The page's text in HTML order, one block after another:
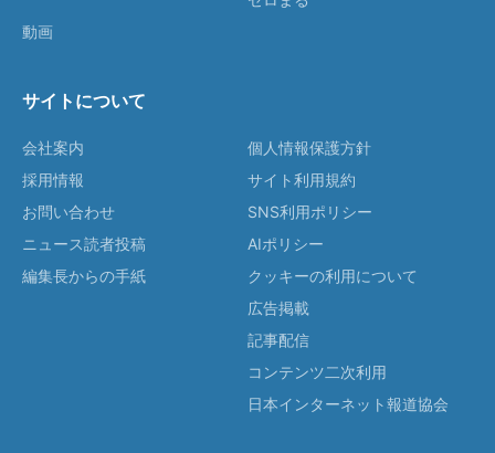
動画
サイトについて
会社案内
採用情報
お問い合わせ
ニュース読者投稿
編集長からの手紙
個人情報保護方針
サイト利用規約
SNS利用ポリシー
AIポリシー
クッキーの利用について
広告掲載
記事配信
コンテンツ二次利用
日本インターネット報道協会